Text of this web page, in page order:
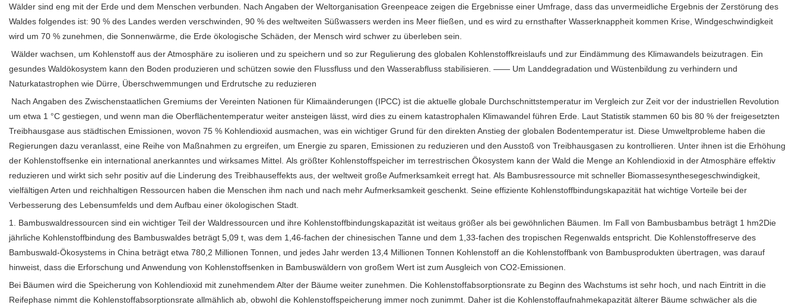
Wälder sind eng mit der Erde und dem Menschen verbunden. Nach Angaben der Weltorganisation Greenpeace zeigen die Ergebnisse einer Umfrage, dass das unvermeidliche Ergebnis der Zerstörung des
Waldes folgendes ist: 90 % des Landes werden verschwinden, 90 % des weltweiten Süßwassers werden ins Meer fließen, und es wird zu ernsthafter Wasserknappheit kommen Krise, Windgeschwindigkeit
wird um 70 % zunehmen, die Sonnenwärme, die Erde ökologische Schäden, der Mensch wird schwer zu überleben sein.
Wälder wachsen, um Kohlenstoff aus der Atmosphäre zu isolieren und zu speichern und so zur Regulierung des globalen Kohlenstoffkreislaufs und zur Eindämmung des Klimawandels beizutragen. Ein
gesundes Waldökosystem kann den Boden produzieren und schützen sowie den Flussfluss und den Wasserabfluss stabilisieren. —— Um Landdegradation und Wüstenbildung zu verhindern und
Naturkatastrophen wie Dürre, Überschwemmungen und Erdrutsche zu reduzieren
Nach Angaben des Zwischenstaatlichen Gremiums der Vereinten Nationen für Klimaänderungen (IPCC) ist die aktuelle globale Durchschnittstemperatur im Vergleich zur Zeit vor der industriellen Revolution
um etwa 1 °C gestiegen, und wenn man die Oberflächentemperatur weiter ansteigen lässt, wird dies zu einem katastrophalen Klimawandel führen Erde. Laut Statistik stammen 60 bis 80 % der freigesetzten
Treibhausgase aus städtischen Emissionen, wovon 75 % Kohlendioxid ausmachen, was ein wichtiger Grund für den direkten Anstieg der globalen Bodentemperatur ist. Diese Umweltprobleme haben die
Regierungen dazu veranlasst, eine Reihe von Maßnahmen zu ergreifen, um Energie zu sparen, Emissionen zu reduzieren und den Ausstoß von Treibhausgasen zu kontrollieren. Unter ihnen ist die Erhöhung
der Kohlenstoffsenke ein international anerkanntes und wirksames Mittel. Als größter Kohlenstoffspeicher im terrestrischen Ökosystem kann der Wald die Menge an Kohlendioxid in der Atmosphäre effektiv
reduzieren und wirkt sich sehr positiv auf die Linderung des Treibhauseffekts aus, der weltweit große Aufmerksamkeit erregt hat. Als Bambusressource mit schneller Biomassesynthesegeschwindigkeit,
vielfältigen Arten und reichhaltigen Ressourcen haben die Menschen ihm nach und nach mehr Aufmerksamkeit geschenkt. Seine effiziente Kohlenstoffbindungskapazität hat wichtige Vorteile bei der
Verbesserung des Lebensumfelds und dem Aufbau einer ökologischen Stadt.
1. Bambuswaldressourcen sind ein wichtiger Teil der Waldressourcen und ihre Kohlenstoffbindungskapazität ist weitaus größer als bei gewöhnlichen Bäumen. Im Fall von Bambusbambus beträgt 1 hm2Die
jährliche Kohlenstoffbindung des Bambuswaldes beträgt 5,09 t, was dem 1,46-fachen der chinesischen Tanne und dem 1,33-fachen des tropischen Regenwalds entspricht. Die Kohlenstoffreserve des
Bambuswald-Ökosystems in China beträgt etwa 780,2 Millionen Tonnen, und jedes Jahr werden 13,4 Millionen Tonnen Kohlenstoff an die Kohlenstoffbank von Bambusprodukten übertragen, was darauf
hinweist, dass die Erforschung und Anwendung von Kohlenstoffsenken in Bambuswäldern von großem Wert ist zum Ausgleich von CO2-Emissionen.
Bei Bäumen wird die Speicherung von Kohlendioxid mit zunehmendem Alter der Bäume weiter zunehmen. Die Kohlenstoffabsorptionsrate zu Beginn des Wachstums ist sehr hoch, und nach Eintritt in die
Reifephase nimmt die Kohlenstoffabsorptionsrate allmählich ab, obwohl die Kohlenstoffspeicherung immer noch zunimmt. Daher ist die Kohlenstoffaufnahmekapazität älterer Bäume schwächer als die